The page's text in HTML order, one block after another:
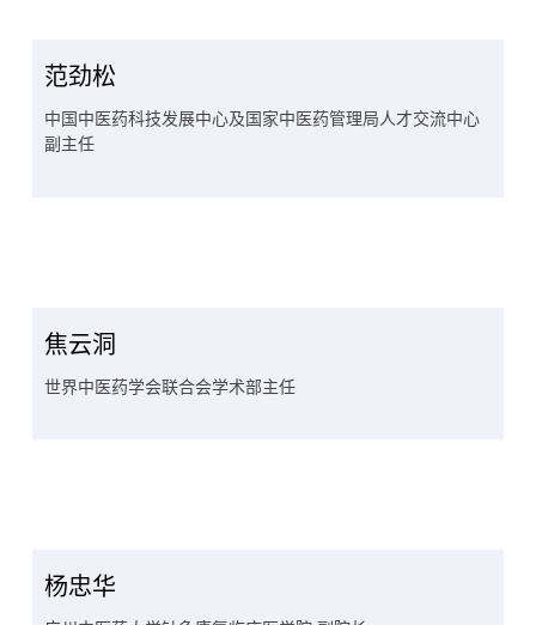
范劲松
中国中医药科技发展中心及国家中医药管理局人才交流中心
副主任
焦云洞
世界中医药学会联合会学术部主任
杨忠华